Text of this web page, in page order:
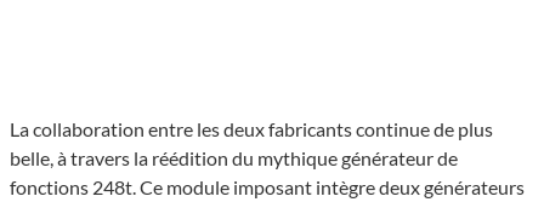
La collaboration entre les deux fabricants continue de plus
belle, à travers la réédition du mythique générateur de
fonctions 248t. Ce module imposant intègre deux générateurs